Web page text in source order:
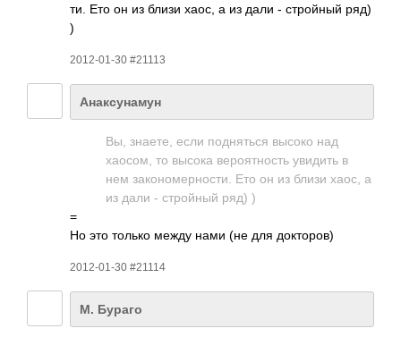
ти. Ето он из близи хаос, а из дали - стро­йный ряд)
)
2012-01-30 #21113
Анаксунамун
Вы, знаете, если подн­яться высоко над
хаосом, то высока веро­ятно­сть увидить в
нем зако­номе­рнос­ти. Ето он из близи хаос, а
из дали - стро­йный ряд) )
=
Но это только между нами (не для докт­оров)
2012-01-30 #21114
М. Бураго